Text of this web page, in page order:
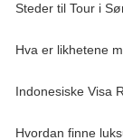
Steder til Tour i
Hva er likhetene
Indonesiske Visa
Hvordan finne